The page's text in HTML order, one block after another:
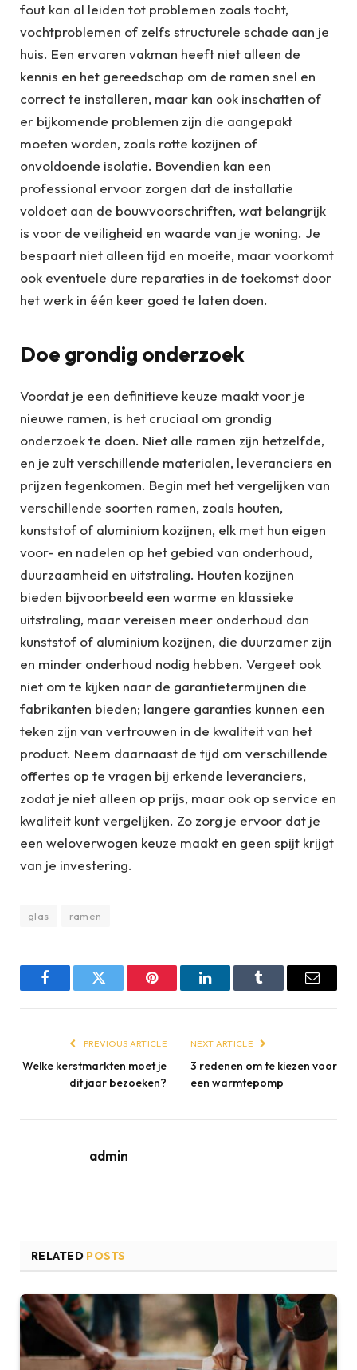
fout kan al leiden tot problemen zoals tocht,
vochtproblemen of zelfs structurele schade aan je
huis. Een ervaren vakman heeft niet alleen de
kennis en het gereedschap om de ramen snel en
correct te installeren, maar kan ook inschatten of
er bijkomende problemen zijn die aangepakt
moeten worden, zoals rotte kozijnen of
onvoldoende isolatie. Bovendien kan een
professional ervoor zorgen dat de installatie
voldoet aan de bouwvoorschriften, wat belangrijk
is voor de veiligheid en waarde van je woning. Je
bespaart niet alleen tijd en moeite, maar voorkomt
ook eventuele dure reparaties in de toekomst door
het werk in één keer goed te laten doen.
Doe grondig onderzoek
Voordat je een definitieve keuze maakt voor je
nieuwe ramen, is het cruciaal om grondig
onderzoek te doen. Niet alle ramen zijn hetzelfde,
en je zult verschillende materialen, leveranciers en
prijzen tegenkomen. Begin met het vergelijken van
verschillende soorten ramen, zoals houten,
kunststof of aluminium kozijnen, elk met hun eigen
voor- en nadelen op het gebied van onderhoud,
duurzaamheid en uitstraling. Houten kozijnen
bieden bijvoorbeeld een warme en klassieke
uitstraling, maar vereisen meer onderhoud dan
kunststof of aluminium kozijnen, die duurzamer zijn
en minder onderhoud nodig hebben. Vergeet ook
niet om te kijken naar de garantietermijnen die
fabrikanten bieden; langere garanties kunnen een
teken zijn van vertrouwen in de kwaliteit van het
product. Neem daarnaast de tijd om verschillende
offertes op te vragen bij erkende leveranciers,
zodat je niet alleen op prijs, maar ook op service en
kwaliteit kunt vergelijken. Zo zorg je ervoor dat je
een weloverwogen keuze maakt en geen spijt krijgt
van je investering.
glas ramen
FacebookTwitter Pinterest LinkedInTumblr Email
PREVIOUS ARTICLE
Welke kerstmarkten moet je
dit jaar bezoeken?
NEXT ARTICLE
3 redenen om te kiezen voor
een warmtepomp
admin
RELATED POSTS